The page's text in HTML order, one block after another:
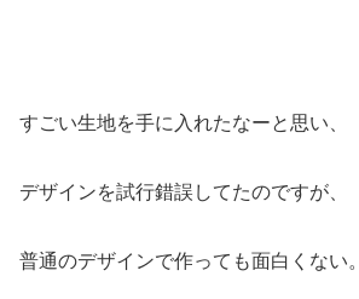
すごい生地を手に入れたなーと思い、
デザインを試行錯誤してたのですが、
普通のデザインで作っても面白くない。